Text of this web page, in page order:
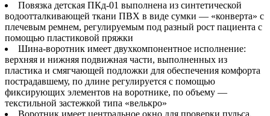
Повязка детская ПКд-01 выполнена из синтетической
водоотталкивающей ткани ПВХ в виде сумки — «конверта» c
плечевым ремнем, регулируемым под разный рост пациента с
помощью пластиковой пряжки
Шина-воротник имеет двухкомпонентное исполнение:
верхняя и нижняя подвижная части, выполненных из
пластика и смягчающей подложки для обеспечения комфорта
пострадавшему, по длине регулируется с помощью
фиксирующих элементов на воротнике, по объему —
текстильной застежкой типа «велькро»